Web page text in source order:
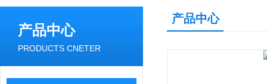
产品中心
PRODUCTS CNETER
产品中心